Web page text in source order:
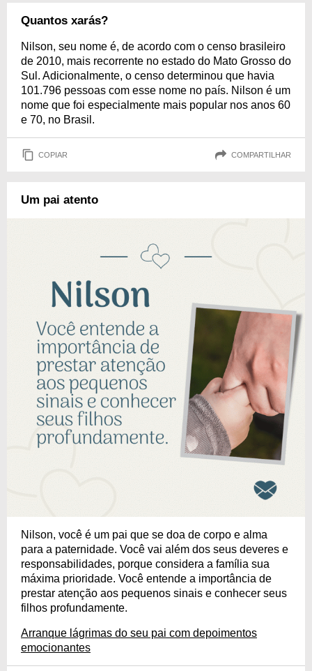
Quantos xarás?
Nilson, seu nome é, de acordo com o censo brasileiro
de 2010, mais recorrente no estado do Mato Grosso do
Sul. Adicionalmente, o censo determinou que havia
101.796 pessoas com esse nome no país. Nilson é um
nome que foi especialmente mais popular nos anos 60
e 70, no Brasil.
COPIAR COMPARTILHAR
Um pai atento
Nilson, você é um pai que se doa de corpo e alma
para a paternidade. Você vai além dos seus deveres e
responsabilidades, porque considera a família sua
máxima prioridade. Você entende a importância de
prestar atenção aos pequenos sinais e conhecer seus
filhos profundamente.
Arranque lágrimas do seu pai com depoimentos
emocionantes